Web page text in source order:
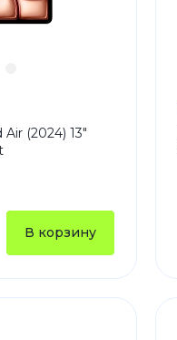
(2024) 13"
В корзину